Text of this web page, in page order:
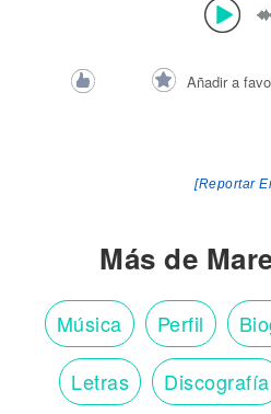
Añadir a
[Reportar
Más de
Música Perfil
Letras Discografía